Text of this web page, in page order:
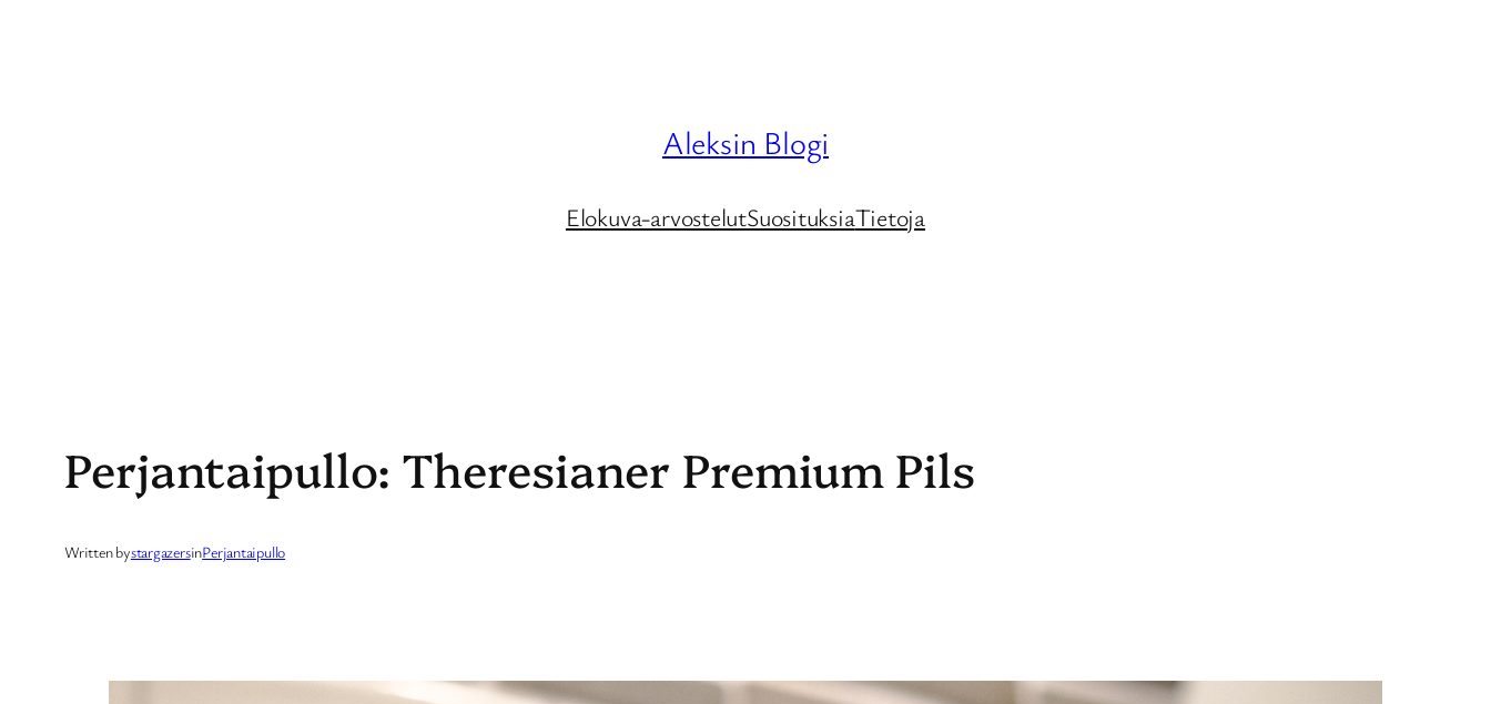
Aleksin Blogi
Elokuva-arvostelutSuosituksiaTietoja
Perjantaipullo: Theresianer Premium Pils
Written bystargazersinPerjantaipullo